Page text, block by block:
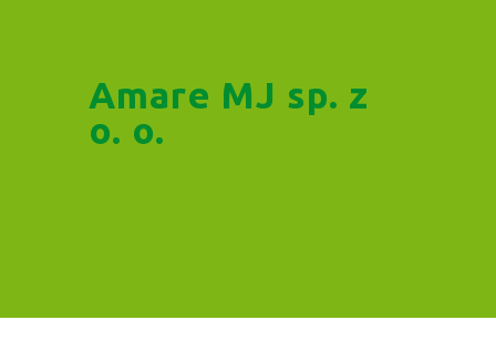
Amare MJ sp. z
o. o.